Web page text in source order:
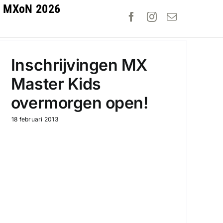
MXoN 2026
Inschrijvingen MX
Master Kids
overmorgen open!
18 februari 2013